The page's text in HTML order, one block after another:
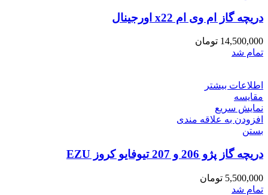
دریچه گاز ام وی ام x22 اورجینال
14,500,000 تومان
تمام شد
اطلاعات بیشتر
مقایسه
نمایش سریع
افزودن به علاقه مندی
بستن
دریچه گاز پژو 206 و 207 تیوفایو کروز EZU
5,500,000 تومان
تمام شد